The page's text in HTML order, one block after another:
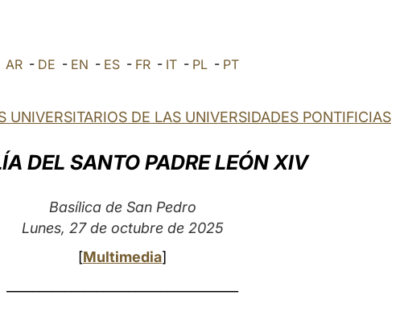
AR - DE - EN - ES - FR - IT - PL - PT
UNIVERSITARIOS DE LAS UNIVERSIDADES PONTIFICIAS
DEL SANTO PADRE LEÓN XIV
Basílica de San Pedro
Lunes, 27 de octubre de 2025
[Multimedia]